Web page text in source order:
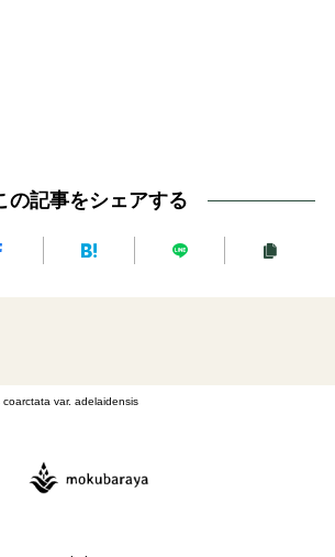
の記事をシェアする
coarctata var. adelaidensis